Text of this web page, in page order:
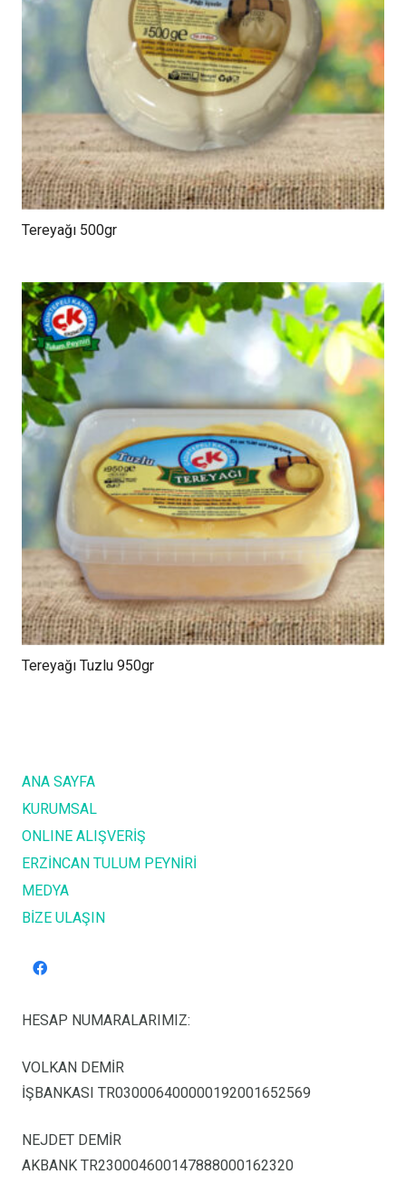
Tereyağı 500gr
Tereyağı Tuzlu 950gr
ANA SAYFA
KURUMSAL
ONLINE ALIŞVERİŞ
ERZİNCAN TULUM PEYNİRİ
MEDYA
BİZE ULAŞIN
HESAP NUMARALARIMIZ:
VOLKAN DEMİR
İŞBANKASI TR030006400000192001652569
NEJDET DEMİR
AKBANK TR230004600147888000162320